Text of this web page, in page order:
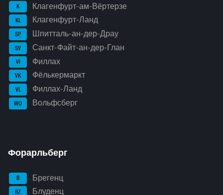
K Клагенфурт-ам-Вёртерзе
KL Клагенфурт-Ланд
SP Шпитталь-ан-дер-Драу
SV Санкт-Файт-ан-дер-Глан
VI Филлах
VK Фёлькермаркт
VL Филлах-Ланд
WO Вольфсберг
Форарльберг
B Брегенц
BZ Блуденц